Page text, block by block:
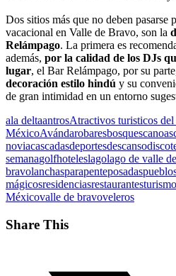
Dos sitios más que no deben pasarse
vacacional en Valle de Bravo, son la
Relámpago. La primera es
además, por la calidad de los DJs
lugar, el Bar Relámpago, por su
decoración estilo hindú y su
de gran intimidad en un entorno
ala deltaantrosAtractivos turisticos del
MéxicoAvándarobaresbosquescanoas
noviacascadasdeportesdescanso
semanagolfhoteleslagolago de valle de
bravolanchasparapenteposadas
mágicosresidenciasrestaurantesturismo
Méxicovalle de bravoveleros
Share This